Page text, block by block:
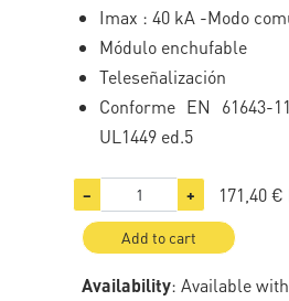
Imax : 40 kA -Modo
Módulo enchufable
Teleseñalización
Conforme EN 61643-
UL1449 ed.5
− + 171,40 €
Add to cart
Availability: Available